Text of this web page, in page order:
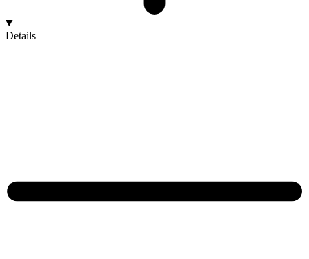
Details